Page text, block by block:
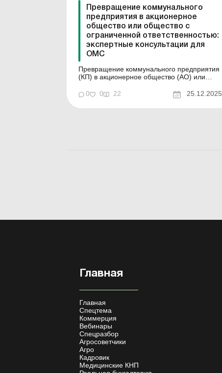
Превращение коммунального
предприятия в акционерное
общество или общество с
ограниченной ответственностью:
экспертные консультации для
ОМС
Превращение коммунального предприятия
(КП) в акционерное общество (АО) или
(ООО) является сложной многоступенчатой
​​процедурой, требующей четкого понимания
0 0 22 25.12.2025
Главная
Главная
Спецтема
Коммерция
Вебинары
Спецразбор
Агросоветчики
Агро
Кадровик
Медицинские КНП